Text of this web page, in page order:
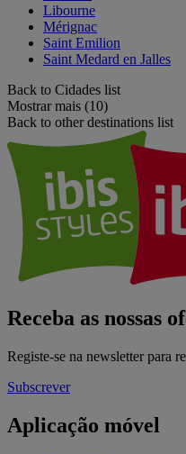
Libourne
Mérignac
Saint Emilion
Saint Medard en Jalles
Back to Cidades list
Mostrar mais (10)
Back to other destinations list
Receba as nossas
Registe-se na newsletter para
Subscrever
Aplicação móvel